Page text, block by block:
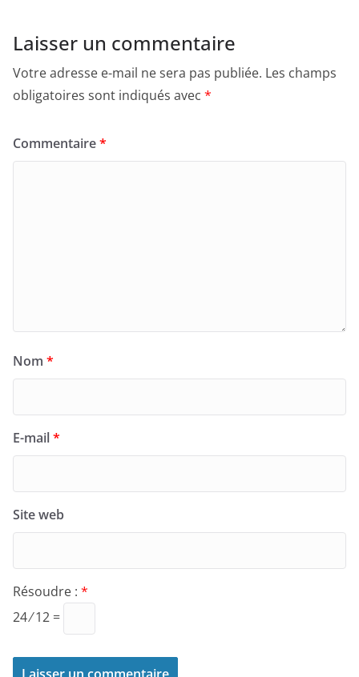
Laisser un commentaire
Votre adresse e-mail ne sera pas publiée. Les champs
obligatoires sont indiqués avec *
Commentaire*
Nom *
E-mail*
Site web
Résoudre : *
24 ⁄ 12 =